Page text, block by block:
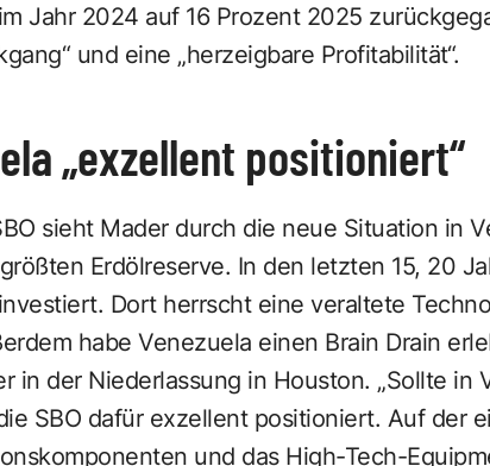
Jahr 2024 auf 16 Prozent 2025
und eine „herzeigbare Profitabilität“.
„exzellent positioniert“
sieht Mader durch die neue Situation in
Erdölreserve. In den letzten 15, 20
Dort herrscht eine veraltete
habe Venezuela einen Brain Drain
in der Niederlassung in Houston. „Sollte in
SBO dafür exzellent positioniert. Auf der
und das High-Tech-